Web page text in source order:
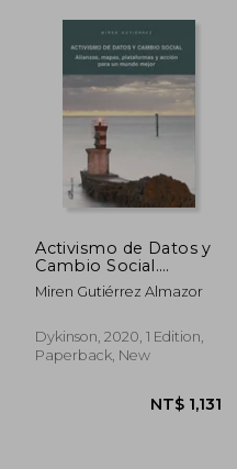
Activismo de Datos y
Cambio Social.
Alianzas, Mapas,
Plataformas y Acción
(in Spanish)
Miren Gutiérrez Almazor
Dykinson, 2020, 1 Edition,
Paperback, New